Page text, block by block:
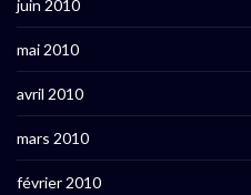
juin 2010
mai 2010
avril 2010
mars 2010
février 2010